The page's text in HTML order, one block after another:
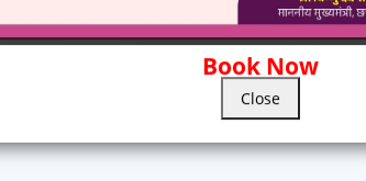
Book Now
Close